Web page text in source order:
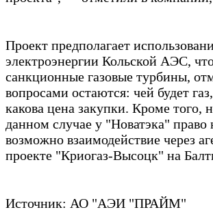
Проект предполагает
электроэнергии Кольской АЭС,
санкционные газовые турбины,
вопросами остаются: чей будет
какова цена закупки. Кроме того,
данном случае у "Новатэка" право
возможно взаимодействие через
проекте "Криогаз-Высоцк" на
Источник: АО "АЭИ "ПРАЙМ"